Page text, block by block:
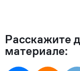
Расскажите
материале: